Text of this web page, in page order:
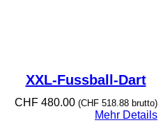
XXL-Fussball-Dart
CHF480.00 (CHF518.88brutto)
Mehr Details